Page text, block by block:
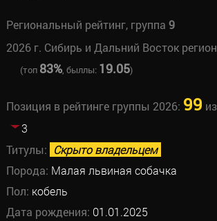
Региональный рейтинг, группа 9
2026 г. Сибирь и Дальний Восток
(топ 83%, быллы: 19.05)
Позиция в рейтинге группы 2026: 99 из
3
Титулы: Скрыто владельцем
Порода: Малая львиная собачка
Пол: кобель
Дата рождения: 01.01.2025